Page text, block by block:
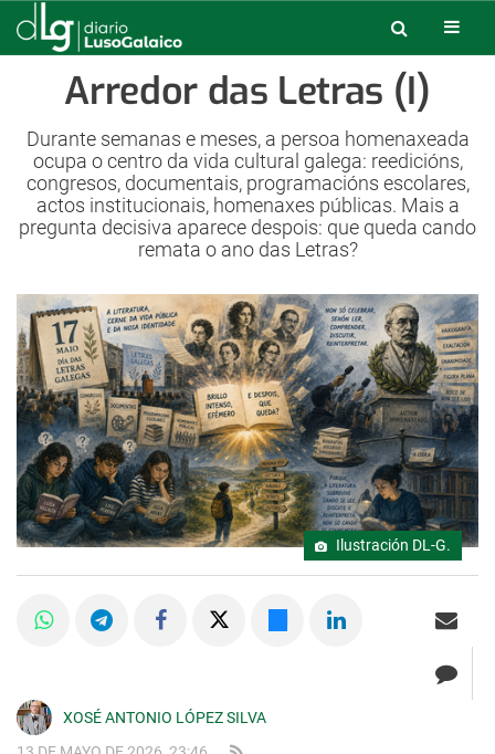
Arredor das Letras (I)
Durante semanas e meses, a persoa homenaxeada
ocupa o centro da vida cultural galega: reedicións,
congresos, documentais, programacións escolares,
actos institucionais, homenaxes públicas. Mais a
pregunta decisiva aparece despois: que queda cando
remata o ano das Letras?
Ilustración DL-G.
XOSÉ ANTONIO LÓPEZ SILVA